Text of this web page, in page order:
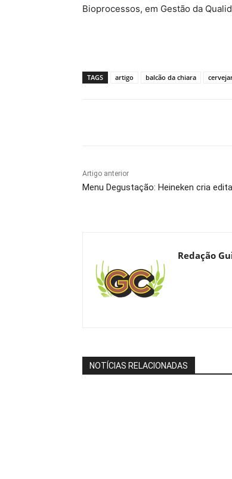
Bioprocessos, em Gestão da
TAGS artigo balcão da chiara
Artigo anterior
Menu Degustação: Heineken cria
Redação
NOTÍCIAS RELACIONADAS